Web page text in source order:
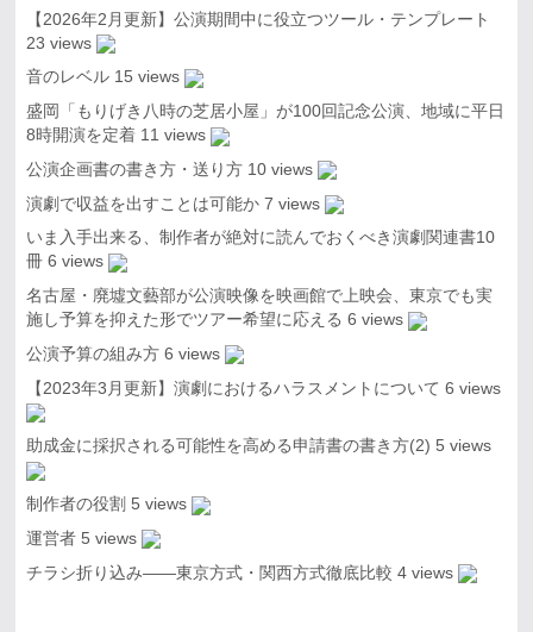
【2026年2月更新】公演期間中に役立つツール・テンプレート
23 views
音のレベル 15 views
盛岡「もりげき八時の芝居小屋」が100回記念公演、地域に平日
8時開演を定着 11 views
公演企画書の書き方・送り方 10 views
演劇で収益を出すことは可能か 7 views
いま入手出来る、制作者が絶対に読んでおくべき演劇関連書10
冊 6 views
名古屋・廃墟文藝部が公演映像を映画館で上映会、東京でも実
施し予算を抑えた形でツアー希望に応える 6 views
公演予算の組み方 6 views
【2023年3月更新】演劇におけるハラスメントについて 6 views
助成金に採択される可能性を高める申請書の書き方(2) 5 views
制作者の役割 5 views
運営者 5 views
チラシ折り込み――東京方式・関西方式徹底比較 4 views